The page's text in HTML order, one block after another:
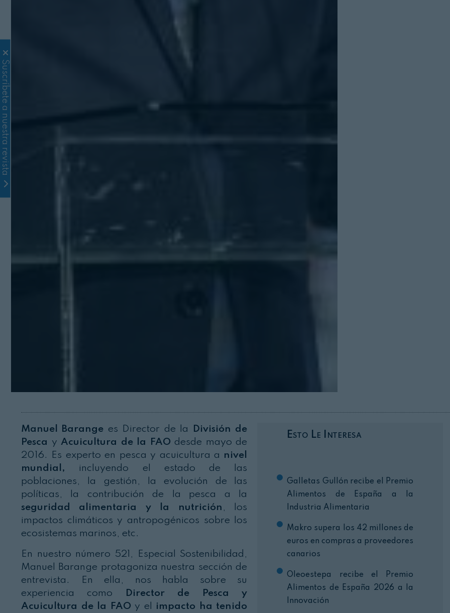
Esto Le Interesa
Galletas Gullón recibe el Premio
Alimentos de España a la
Industria Alimentaria
Makro supera los 42 millones de
euros en compras a proveedores
canarios
Oleoestepa recibe el Premio
Alimentos de España 2026 a la
Innovación
Manuel Barange es Director de la
División de
Pesca yAcuicultura de la FAO desde mayo de
2016. Es experto en pesca y acuicultura a nivel
mundial, incluyendo el estado de las
poblaciones, la gestión, la evolución de las
políticas, la contribución de la pesca a la
seguridad alimentaria y la nutrición , los
impactos climáticos y antropogénicos sobre los
ecosistemas marinos, etc.
En nuestro número 521, Especial Sostenibilidad,
Manuel Barange protagoniza nuestra sección de
entrevista. En ella, nos habla sobre su
experiencia como Director de Pesca y
Acuicultura de la FAO y el impacto ha tenido
Suscríbete a nuestra revista